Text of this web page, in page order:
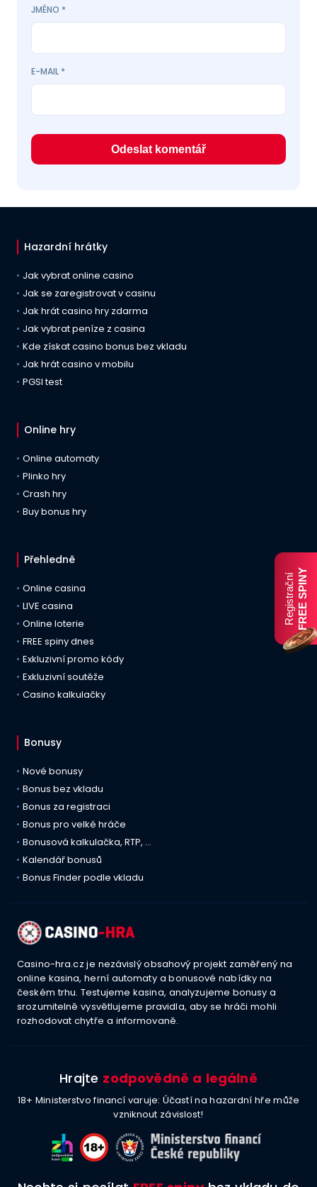
JMÉNO *
E-MAIL *
RegistračníFREE SPINY
Hazardní hrátky
Jak vybrat online casino
Jak se zaregistrovat v casinu
Jak hrát casino hry zdarma
Jak vybrat peníze z casina
Kde získat casino bonus bez vkladu
Jak hrát casino v mobilu
PGSI test
Online hry
Online automaty
Plinko hry
Crash hry
Buy bonus hry
Přehledně
Online casina
LIVE casina
Online loterie
FREE spiny dnes
Exkluzivní promo kódy
Exkluzivní soutěže
Casino kalkulačky
Bonusy
Nové bonusy
Bonus bez vkladu
Bonus za registraci
Bonus pro velké hráče
Bonusová kalkulačka, RTP, …
Kalendář bonusů
Bonus Finder podle vkladu
Casino-hra.cz je nezávislý obsahový projekt zaměřený na
online kasina, herní automaty a bonusové nabídky na
českém trhu. Testujeme kasina, analyzujeme bonusy a
srozumitelně vysvětlujeme pravidla, aby se hráči mohli
rozhodovat chytře a informovaně.
Hrajte zodpovědně a legálně
18+ Ministerstvo financí varuje: Účastí na hazardní hře může
vzniknout závislost!